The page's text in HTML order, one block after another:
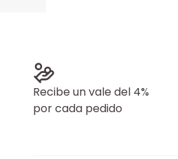
Recibe un vale del 4%
por cada pedido